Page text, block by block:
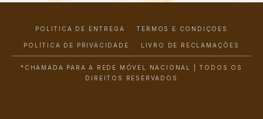
POLÍTICA DE ENTREGA TERMOS E CONDIÇÕES
POLÍTICA DE PRIVACIDADE LIVRO DE RECLAMAÇÕES
*CHAMADA PARA A REDE MÓVEL NACIONAL | TODOS OS
DIREITOS RESERVADOS